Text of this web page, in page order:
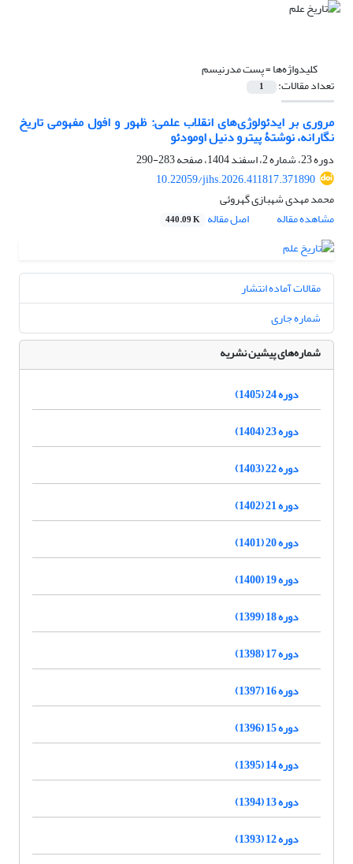
کلیدواژه‌ها =پست مدرنیسم
تعداد مقالات: 1
مروری بر ایدئولوژی‌های انقلاب علمی: ظهور و افول مفهومی تاریخ
نگارانه، نوشتۀ پیترو دنیل اومودئو
دوره 23، شماره 2، اسفند 1404، صفحه
283-290
10.22059/jihs.2026.411817.371890
محمد مهدی شهبازی گهروئی
مشاهده مقاله
اصل مقاله 440.09 K
مقالات آماده انتشار
شماره جاری
شماره‌های پیشین نشریه
دوره 24 (1405)
دوره 23 (1404)
دوره 22 (1403)
دوره 21 (1402)
دوره 20 (1401)
دوره 19 (1400)
دوره 18 (1399)
دوره 17 (1398)
دوره 16 (1397)
دوره 15 (1396)
دوره 14 (1395)
دوره 13 (1394)
دوره 12 (1393)